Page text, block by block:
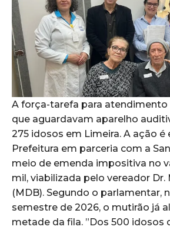
A força-tarefa para atendimento
que aguardavam aparelho
275 idosos em Limeira. A ação é
Prefeitura em parceria com a
meio de emenda impositiva no
mil, viabilizada pelo vereador Dr.
(MDB). Segundo o parlamentar,
semestre de 2026, o mutirão já
metade da fila. ”Dos 500 idosos